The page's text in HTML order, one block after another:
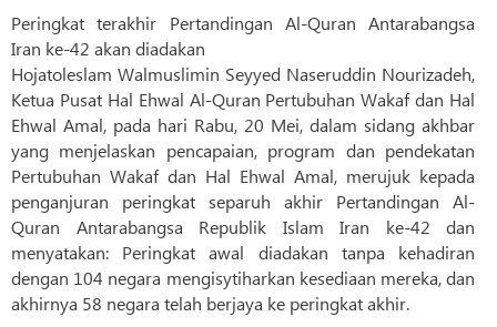
Peringkat terakhir Pertandingan Al-Quran Antarabangsa
Iran ke-42 akan diadakan
Hojatoleslam Walmuslimin Seyyed Naseruddin Nourizadeh,
Ketua Pusat Hal Ehwal Al-Quran Pertubuhan Wakaf dan Hal
Ehwal Amal, pada hari Rabu, 20 Mei, dalam sidang akhbar
yang menjelaskan pencapaian, program dan pendekatan
Pertubuhan Wakaf dan Hal Ehwal Amal, merujuk kepada
penganjuran peringkat separuh akhir Pertandingan Al-
Quran Antarabangsa Republik Islam Iran ke-42 dan
menyatakan: Peringkat awal diadakan tanpa kehadiran
dengan 104 negara mengisytiharkan kesediaan mereka, dan
akhirnya 58 negara telah berjaya ke peringkat akhir.